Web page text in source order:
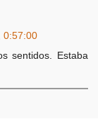
0:57:00
sentidos. Estaba